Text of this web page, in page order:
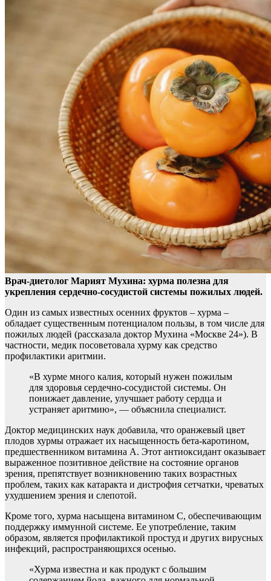
Врач-диетолог Марият Мухина: хурма полезна для
укрепления сердечно-сосудистой системы пожилых людей.
Один из самых известных осенних фруктов – хурма –
обладает существенным потенциалом пользы, в том числе для
пожилых людей (рассказала доктор Мухина «Москве 24»). В
частности, медик посоветовала хурму как средство
профилактики аритмии.
«В хурме много калия, который нужен пожилым
для здоровья сердечно-сосудистой системы. Он
понижает давление, улучшает работу сердца и
устраняет аритмию», — объяснила специалист.
Доктор медицинских наук добавила, что оранжевый цвет
плодов хурмы отражает их насыщенность бета-каротином,
предшественником витамина А. Этот антиоксидант оказывает
выраженное позитивное действие на состояние органов
зрения, препятствует возникновению таких возрастных
проблем, таких как катаракта и дистрофия сетчатки, чреватых
ухудшением зрения и слепотой.
Кроме того, хурма насыщена витамином C, обеспечивающим
поддержку иммунной системе. Ее употребление, таким
образом, является профилактикой простуд и других вирусных
инфекций, распространяющихся осенью.
«Хурма известна и как продукт с большим